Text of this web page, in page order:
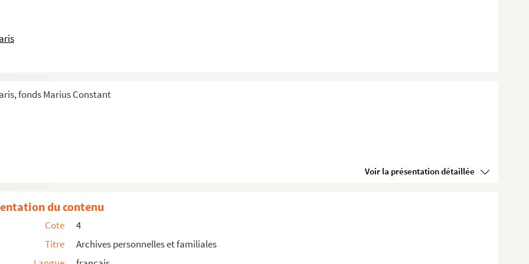
fonds Marius Constant
Voir la présentation détaillée
par Marius Constant
du contenu
Cote
4
Titre
Archives personnelles et familiales